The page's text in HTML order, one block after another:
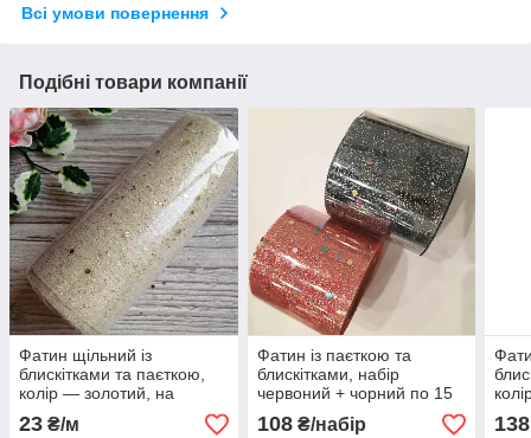
Всі умови повернення
Подібні товари компанії
Фатин щільний із
блискітками та паєткою,
колір — золотий, на
метраж, ширина 15 см
23 ₴/м
Фатин із паєткою та
блискітками, набір
червоний + чорний по 15
ярд, ширина 5.5 см.
108₴/набір
10
138